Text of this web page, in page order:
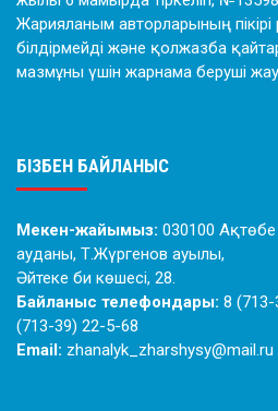
Жарияланым авторларының
білдірмейді және қолжазба
мазмұны үшін жарнама беруші
БІЗБЕН БАЙЛАНЫС
Мекен-жайымыз: 030100
ауданы, Т.Жүргенов ауылы,
Әйтеке би көшесі, 28.
Байланыс телефондары: 8
(713-39) 22-5-68
Email: zhanalyk_zharshysy@mail.ru